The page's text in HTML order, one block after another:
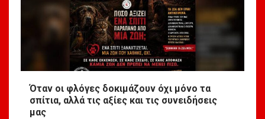
Όταν οι φλόγες δοκιμάζουν όχι μόνο τα
σπίτια, αλλά τις αξίες και τις συνειδήσεις
μας